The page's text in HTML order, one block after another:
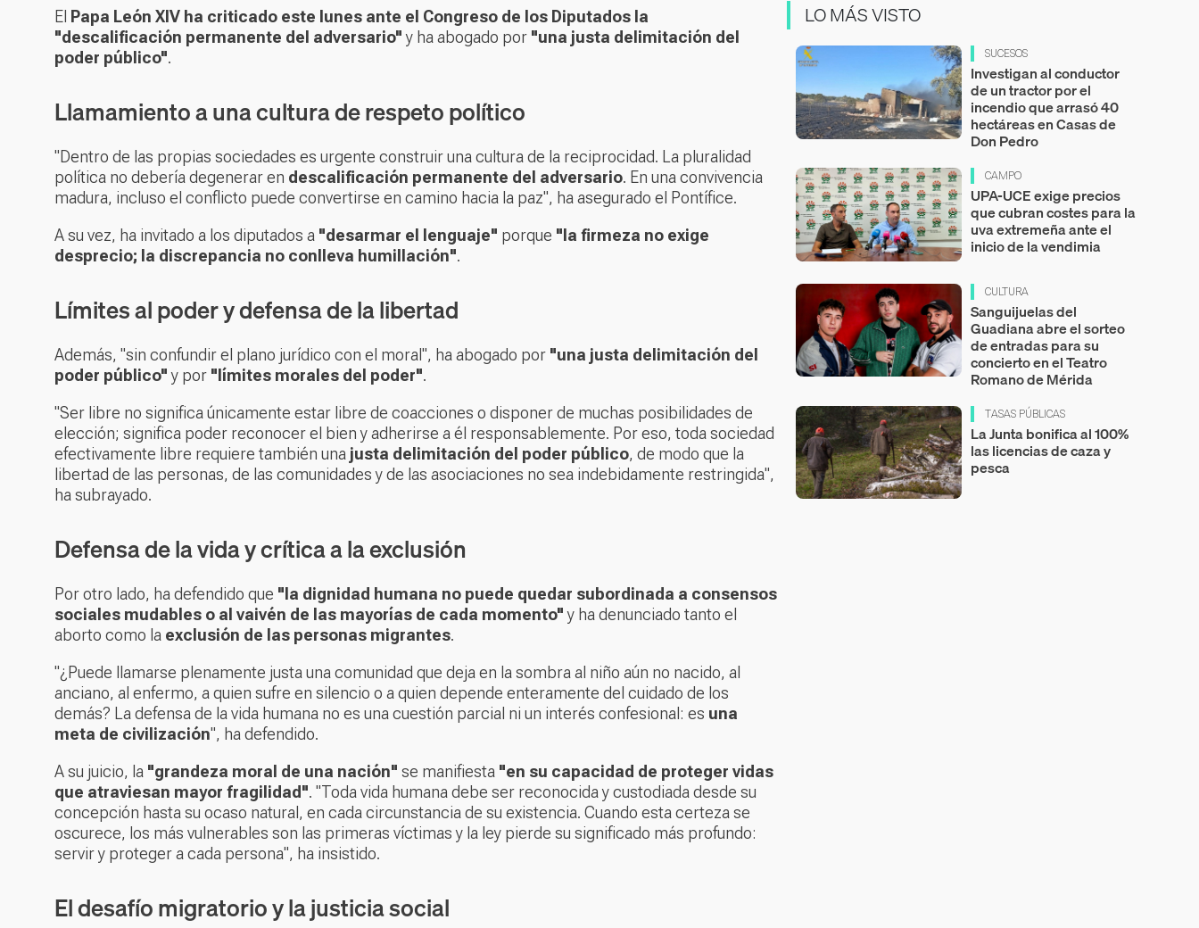
El Papa León XIV ha criticado este lunes ante el Congreso de los Diputados la
"descalificación permanente del adversario"y ha abogado por "una justa delimitación del
poder público".
Llamamiento a una cultura de respeto político
"Dentro de las propias sociedades es urgente construir una cultura de la reciprocidad. La pluralidad
política no debería degenerar en descalificación permanente del adversario. En una convivencia
madura, incluso el conflicto puede convertirse en camino hacia la paz", ha asegurado el Pontífice.
A su vez, ha invitado a los diputados a "desarmar el lenguaje" porque "la firmeza no exige
desprecio; la discrepancia no conlleva humillación".
Límites al poder y defensa de la libertad
Además, "sin confundir el plano jurídico con el moral", ha abogado por "una justa delimitación del
poder público"y por "límites morales del poder".
"Ser libre no significa únicamente estar libre de coacciones o disponer de muchas posibilidades de
elección; significa poder reconocer el bien y adherirse a él responsablemente. Por eso, toda sociedad
efectivamente libre requiere también una justa delimitación del poder público, de modo que la
libertad de las personas, de las comunidades y de las asociaciones no sea indebidamente restringida",
ha subrayado.
Defensa de la vida y crítica a la exclusión
Por otro lado, ha defendido que "la dignidad humana no puede quedar subordinada a consensos
sociales mudables o al vaivén de las mayorías de cada momento"y ha denunciado tanto el
aborto como la exclusión de las personas migrantes.
"¿Puede llamarse plenamente justa una comunidad que deja en la sombra al niño aún no nacido, al
anciano, al enfermo, a quien sufre en silencio o a quien depende enteramente del cuidado de los
demás? La defensa de la vida humana no es una cuestión parcial ni un interés confesional: es una
meta de civilización", ha defendido.
A su juicio, la "grandeza moral de una nación" se manifiesta "en su capacidad de proteger vidas
que atraviesan mayor fragilidad". "Toda vida humana debe ser reconocida y custodiada desde su
concepción hasta su ocaso natural, en cada circunstancia de su existencia. Cuando esta certeza se
oscurece, los más vulnerables son las primeras víctimas y la ley pierde su significado más profundo:
servir y proteger a cada persona", ha insistido.
El desafío migratorio y la justicia social
LO MÁS VISTO
SUCESOS
Investigan al conductor
de un tractor por el
incendio que arrasó 40
hectáreas en Casas de
Don Pedro
CAMPO
UPA-UCE exige precios
que cubran costes para la
uva extremeña ante el
inicio de la vendimia
CULTURA
Sanguijuelas del
Guadiana abre el sorteo
de entradas para su
concierto en el Teatro
Romano de Mérida
TASAS PÚBLICAS
La Junta bonifica al 100%
las licencias de caza y
pesca